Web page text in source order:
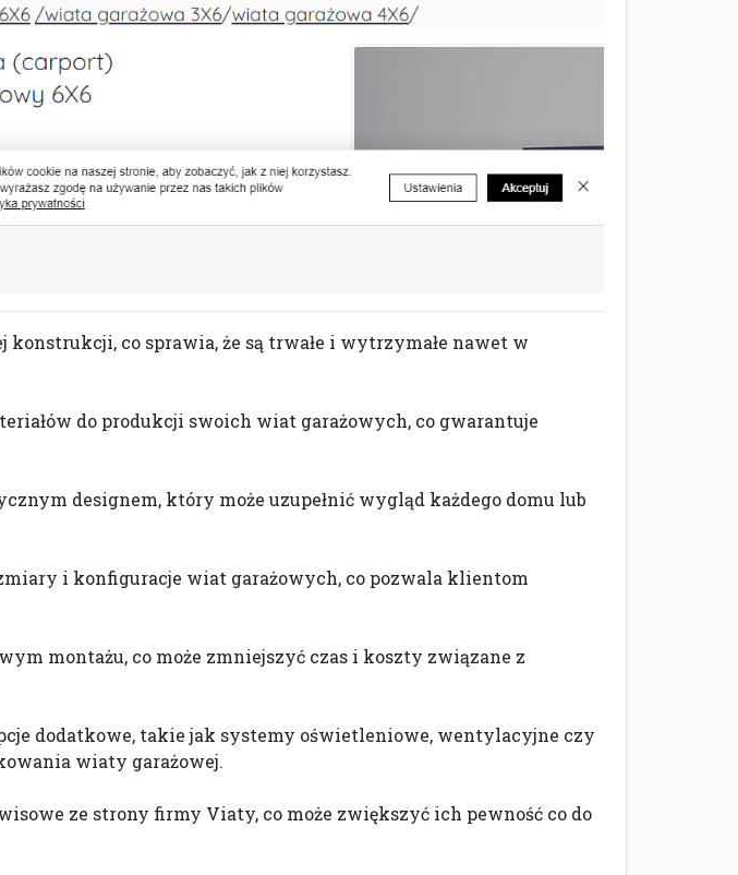
co sprawia, że są trwałe i wytrzymałe nawet w
do produkcji swoich wiat garażowych, co gwarantuje
designem, który może uzupełnić wygląd każdego domu lub
i konfiguracje wiat garażowych, co pozwala klientom
montażu, co może zmniejszyć czas i koszty związane z
dodatkowe, takie jak systemy oświetleniowe, wentylacyjne czy
wiaty garażowej.
ze strony firmy Viaty, co może zwiększyć ich pewność co do